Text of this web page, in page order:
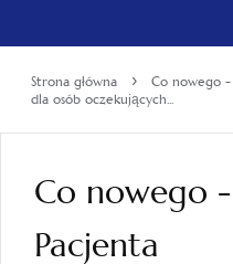
Strona główna › Co nowego
dla osób oczekujących...
Co nowego
Pacjenta